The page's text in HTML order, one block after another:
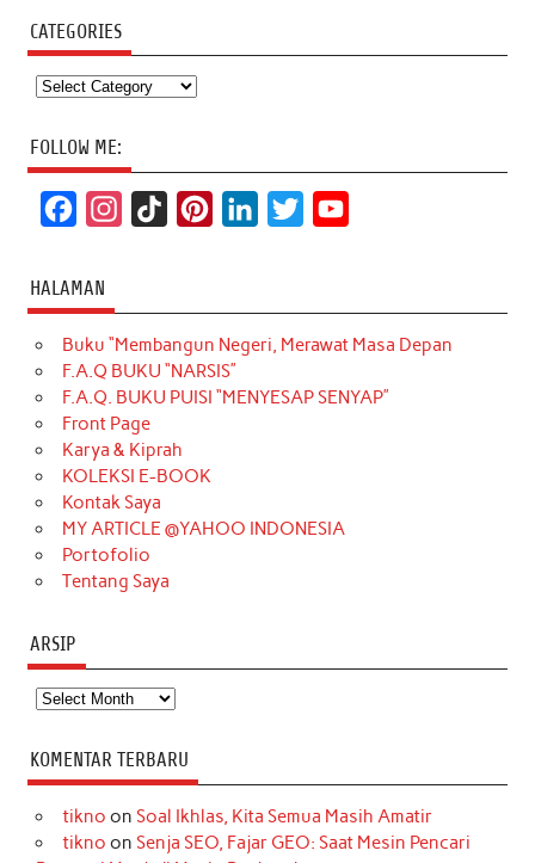
CATEGORIES
Categories
FOLLOW ME:
c
e
b
o
o
k
t
a
g
r
a
m
T
o
k
t
e
r
k
e
d
t
t
e
T
u
b
HALAMAN
Buku “Membangun Negeri, Merawat Masa Depan
F.A.Q BUKU “NARSIS”
F.A.Q. BUKU PUISI “MENYESAP SENYAP”
Front Page
Karya & Kiprah
KOLEKSI E-BOOK
Kontak Saya
MY ARTICLE @YAHOO INDONESIA
Portofolio
Tentang Saya
ARSIP
Arsip
KOMENTAR TERBARU
tikno on Soal Ikhlas, Kita Semua Masih Amatir
tikno on Senja SEO, Fajar GEO: Saat Mesin Pencari